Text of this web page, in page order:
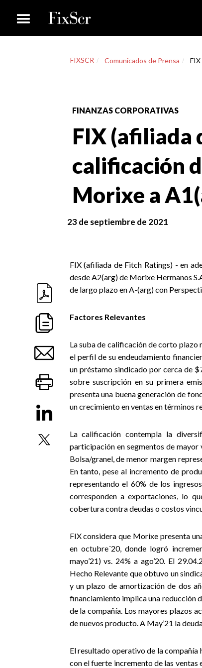
FIXSCR Comunicados de Prensa FIX
FINANZAS CORPORATIVAS
FIX (afiliada
calificación
Morixe a
23 de septiembre de 2021
FIX (afiliada de Fitch Ratings) - en
desde A2(arg) de Morixe Hermanos
de largo plazo en A-(arg) con
Factores Relevantes
La suba de calificación de corto plazo
el perfil de su endeudamiento
un préstamo sindicado por cerca de
sobre suscripción en su primera
presenta una buena generación de
un crecimiento en ventas en términos
La calificación contempla la
participación en segmentos de mayor
Bolsa/granel, de menor margen
En tanto, pese al incremento de
representando el 60% de los
corresponden a exportaciones, lo
cobertura contra deudas o costos
FIX considera que Morixe presenta
en octubre´20, donde logró
mayo’21) vs. 24% a ago’20. El
Hecho Relevante que obtuvo un
y un plazo de amortización de dos
financiamiento implica una reducción
de la compañía. Los mayores plazos
de nuevos producto. A May’21 la
El resultado operativo de la
con el fuerte incremento de las